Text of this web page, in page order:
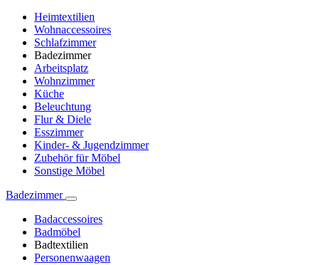
Heimtextilien
Wohnaccessoires
Schlafzimmer
Badezimmer
Arbeitsplatz
Wohnzimmer
Küche
Beleuchtung
Flur & Diele
Esszimmer
Kinder- & Jugendzimmer
Zubehör für Möbel
Sonstige Möbel
Badezimmer
Badaccessoires
Badmöbel
Badtextilien
Personenwaagen